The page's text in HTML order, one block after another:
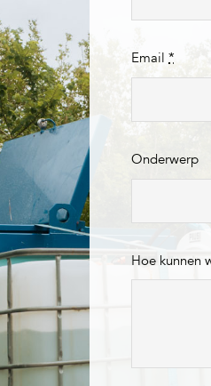
Email*
Onderwerp
Hoe kunnen